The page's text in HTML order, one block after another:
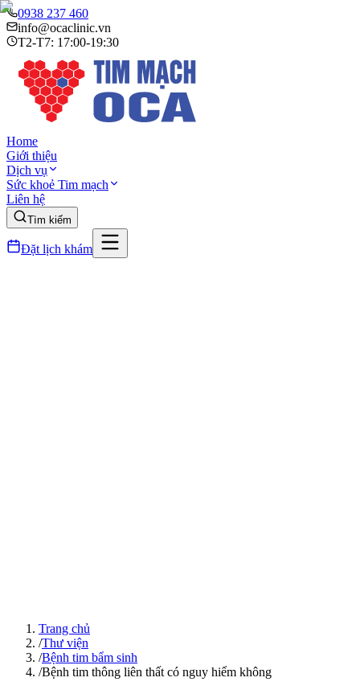
0938 237 460
info@ocaclinic.vn
T2-T7: 17:00-19:30
Home
Giới thiệu
Dịch vụ
Sức khoẻ Tim mạch
Liên hệ
Tìm kiếm
Đặt lịch khám
Trang chủ
/Thư viện
/Bệnh tim bẩm sinh
/Bệnh tim thông liên thất có nguy hiểm không